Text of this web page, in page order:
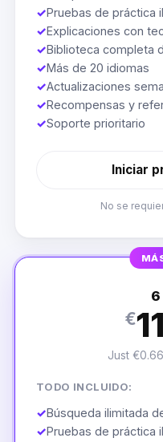
✓Pruebas de práctica
✓Explicaciones con
✓Biblioteca completa
✓Más de 20 idiomas
✓Actualizaciones
✓Recompensas y
✓Soporte prioritario
Iniciar
No se
6
€
Just
TODO INCLUIDO:
✓Búsqueda ilimitada
✓Pruebas de práctica